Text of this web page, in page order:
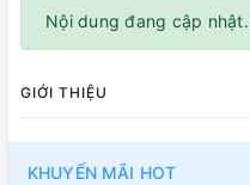
Nội dung đang cập nhật.
GIỚI THIỆU
KHUYẾN MÃI HOT